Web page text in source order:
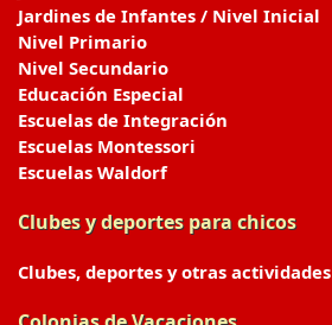
Jardines de Infantes / Nivel Inicial
Nivel Primario
Nivel Secundario
Educación Especial
Escuelas de Integración
Escuelas Montessori
Escuelas Waldorf
Clubes y deportes para chicos
Clubes, deportes y otras actividades